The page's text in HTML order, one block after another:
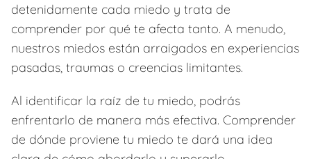
detenidamente cada miedo y trata de
comprender por qué te afecta tanto. A menudo,
nuestros miedos están arraigados en experiencias
pasadas, traumas o creencias limitantes.
Al identificar la raíz de tu miedo, podrás
enfrentarlo de manera más efectiva. Comprender
de dónde proviene tu miedo te dará una idea